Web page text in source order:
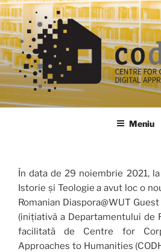
Sari
la
conținut
codhus
Meniu
În data de 29 noiembrie 2021,
Istorie și Teologie a avut loc o
Romanian Diaspora@WUT
(inițiativă a Departamentului de
facilitată de Centre for
Approaches to Humanities